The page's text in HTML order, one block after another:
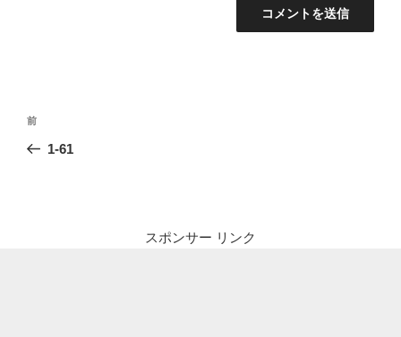
投
ナ
前
の
前
1-61
スポンサー リンク